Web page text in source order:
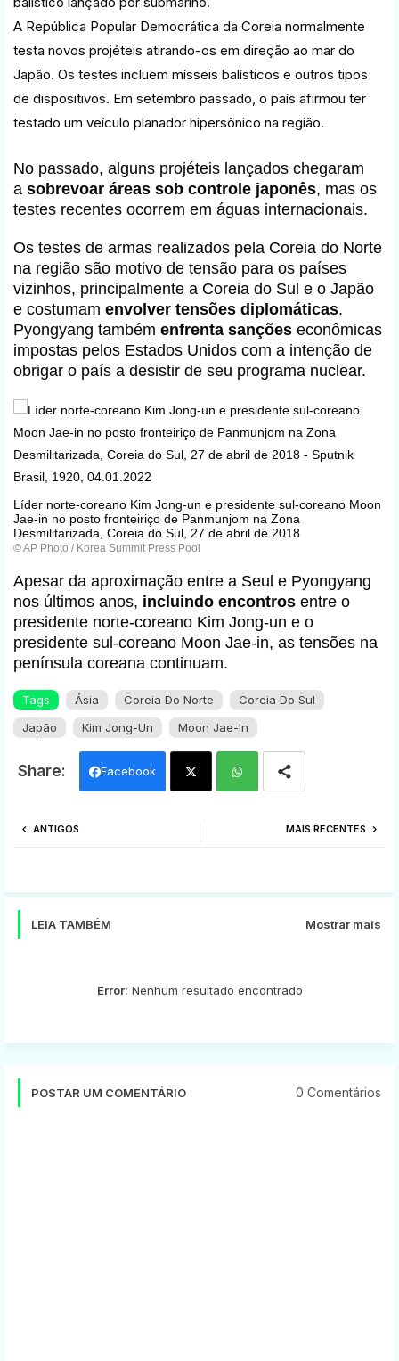
A República Popular Democrática da Coreia normalmente
testa novos projéteis atirando-os em direção ao mar do
Japão. Os testes incluem mísseis balísticos e outros tipos
de dispositivos. Em setembro passado, o país afirmou ter
testado um veículo planador hipersônico na região.
No passado, alguns projéteis lançados chegaram
a sobrevoar áreas sob controle japonês, mas os
testes recentes ocorrem em águas internacionais.
Os testes de armas realizados pela Coreia do Norte
na região são motivo de tensão para os países
vizinhos, principalmente a Coreia do Sul e o Japão
e costumam envolver tensões diplomáticas.
Pyongyang também enfrenta sanções econômicas
impostas pelos Estados Unidos com a intenção de
obrigar o país a desistir de seu programa nuclear.
Líder norte-coreano Kim Jong-un e presidente sul-coreano Moon
Jae-in no posto fronteiriço de Panmunjom na Zona
Desmilitarizada, Coreia do Sul, 27 de abril de 2018
© AP Photo / Korea Summit Press Pool
Apesar da aproximação entre a Seul e Pyongyang
nos últimos anos, incluindo encontros entre o
presidente norte-coreano Kim Jong-un e o
presidente sul-coreano Moon Jae-in, as tensões na
península coreana continuam.
Tags Ásia Coreia Do Norte
Coreia Do Sul
Japão
Kim Jong-Un Moon Jae-In
Facebook
MAIS RECENTES
ANTIGOS
LEIA TAMBÉM Mostrar mais
Error: Nenhum resultado encontrado
POSTAR UM COMENTÁRIO 0 Comentários